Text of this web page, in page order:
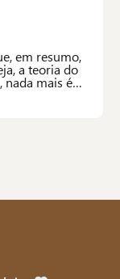
em resumo,
a teoria do
nada mais é